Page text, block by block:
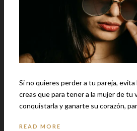
Si no quieres perder a tu pareja, evita
creas que para tener a la mujer de tu
conquistarla y ganarte su corazón,
READ MORE